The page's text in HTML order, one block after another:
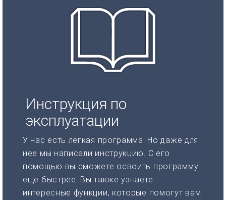
Инструкция по
эксплуатации
У нас есть легкая программа. Но даже для
нее мы написали инструкцию. С его
помощью вы сможете освоить программу
еще быстрее. Вы также узнаете
интересные функции, которые помогут вам